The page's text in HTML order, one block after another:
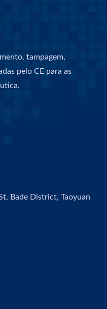
tampagem,
pelo CE para as
Bade District, Taoyuan